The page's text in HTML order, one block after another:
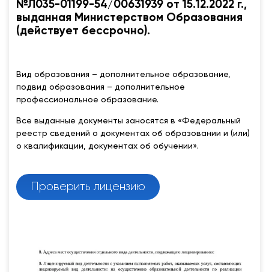
№Л035-01199-54/00631939 от 15.12.2022 г.,
выданная Министерством Образования
(действует бессрочно).
Вид образования – дополнительное образование,
подвид образования – дополнительное
профессиональное образование.
Все выданные документы заносятся в «Федеральный
реестр сведений о документах об образовании и (или)
о квалификации, документах об обучении».
Проверить лицензию